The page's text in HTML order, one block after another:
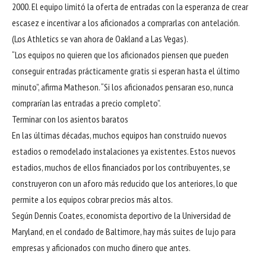
2000. El equipo limitó la oferta de entradas con la esperanza de crear
escasez e incentivar a los aficionados a comprarlas con antelación.
(Los Athletics se van ahora de Oakland a Las Vegas).
“Los equipos no quieren que los aficionados piensen que pueden
conseguir entradas prácticamente gratis si esperan hasta el último
minuto”, afirma Matheson. “Si los aficionados pensaran eso, nunca
comprarían las entradas a precio completo”.
Terminar con los asientos baratos
En las últimas décadas, muchos equipos han construido nuevos
estadios o remodelado instalaciones ya existentes. Estos nuevos
estadios, muchos de ellos financiados por los contribuyentes, se
construyeron con un aforo más reducido que los anteriores, lo que
permite a los equipos cobrar precios más altos.
Según Dennis Coates, economista deportivo de la Universidad de
Maryland, en el condado de Baltimore, hay más suites de lujo para
empresas y aficionados con mucho dinero que antes.